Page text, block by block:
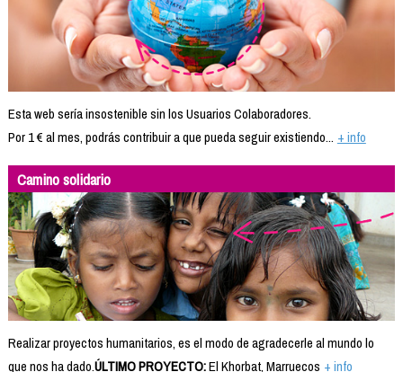
Esta web sería insostenible sin los Usuarios Colaboradores.
Por 1 € al mes, podrás contribuir a que pueda seguir existiendo... + info
Camino solidario
Realizar proyectos humanitarios, es el modo de agradecerle al mundo lo
que nos ha dado.ÚLTIMO PROYECTO:El Khorbat, Marruecos + info